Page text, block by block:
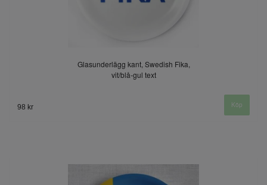
Glasunderlägg kant, Swedish Fika,
vit/blå-gul text
98 kr